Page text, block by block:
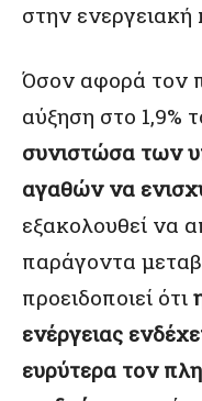
στην ενεργειακή
Όσον αφορά τον
αύξηση στο 1,9%
συνιστώσα των
αγαθών να
εξακολουθεί να
παράγοντα
προειδοποιεί ότι
ενέργειας
ευρύτερα τον